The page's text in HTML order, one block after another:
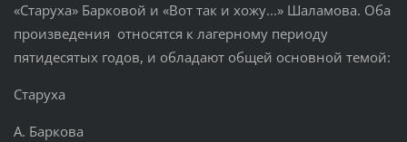
«Старуха» Барковой и «Вот так и хожу...» Шаламова. Оба
произведения относятся к лагерному периоду
пятидесятых годов, и обладают общей основной темой:
Старуха
А. Баркова